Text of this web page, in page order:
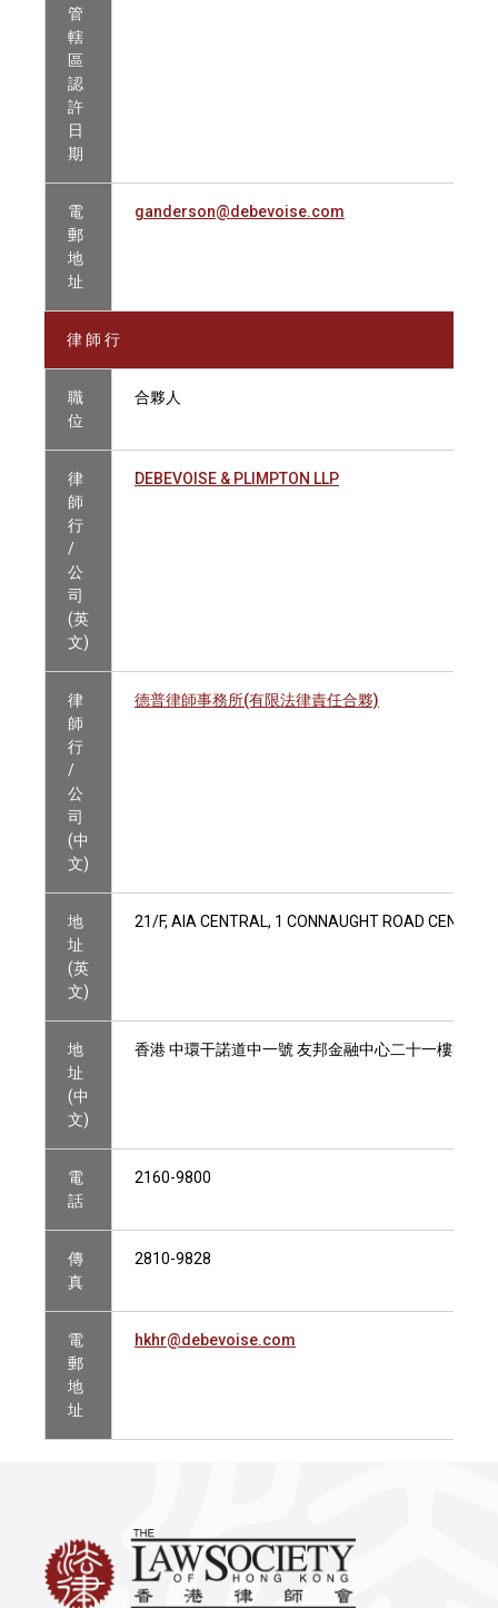
管
轄
區
認
許
日
期
電
郵
地
址
ganderson@debevoise.com
律 師 行
職
位
合夥人
律
師
行
/
公
司
(英
文)
DEBEVOISE & PLIMPTON LLP
律
師
行
/
公
司
(中
文)
德普律師事務所(有限法律責任合夥)
地
址
(英
文)
21/F, AIA CENTRAL, 1 CONNAUGHT ROAD
地
址
(中
文)
香港 中環干諾道中一號 友邦金融中心二十一樓
電
話
2160-9800
傳
真
2810-9828
電
郵
地
址
hkhr@debevoise.com